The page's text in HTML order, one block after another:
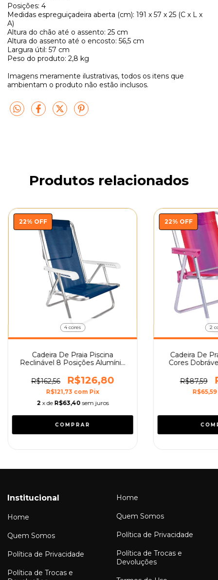
Posições: 4
Medidas espreguiçadeira aberta (cm): 191 x 57 x 25 (C x L x
A)
Altura do chão até o assento: 25 cm
Altura do assento até o encosto: 56,5 cm
Largura útil: 57 cm
Peso do produto: 2,8 kg
Imagens meramente ilustrativas, todos os itens que
ambientam o produto não estão inclusos.
Produtos relacionados
22% OFF
4 cores
Cadeira De Praia Piscina
Reclinável 8 Posições Alumínio
R$162,56
R$126,80
R$121,73 com Pix
2 x de R$63,40 sem juros
COMPRAR
22% OFF
2
Cadeira De
Cores
R$87,59
R$65,59
Institucional
Home
Quem Somos
Política de Privacidade
Política de Trocas e
Home
Quem Somos
Política de Privacidade
Política de Trocas e
Devoluções